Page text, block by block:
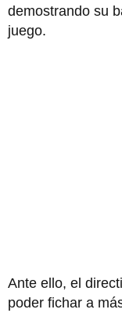
demostrando su
juego.
Ante ello, el
poder fichar a